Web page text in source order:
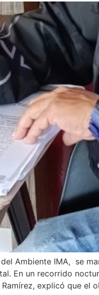
Ambiente IMA, se
En un recorrido
explicó que el